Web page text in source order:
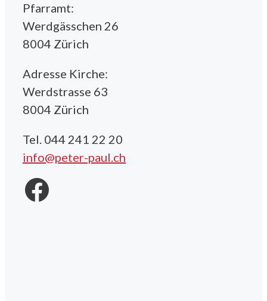
Pfarramt:
Werdgässchen 26
8004 Zürich
Adresse Kirche:
Werdstrasse 63
8004 Zürich
Tel. 044 241 22 20
info@peter-paul.ch
Facebook